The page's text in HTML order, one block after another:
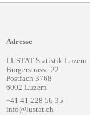
Adresse
LUSTAT Statistik Luzern
Burgerstrasse 22
Postfach 3768
6002 Luzern
+41 41 228 56 35
info@lustat.ch